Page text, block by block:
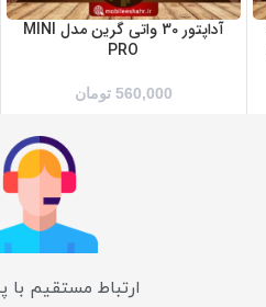
آداپتور 30 واتی گرین مدل MINI
PRO
560,000 تومان
ارتباط مستقیم با